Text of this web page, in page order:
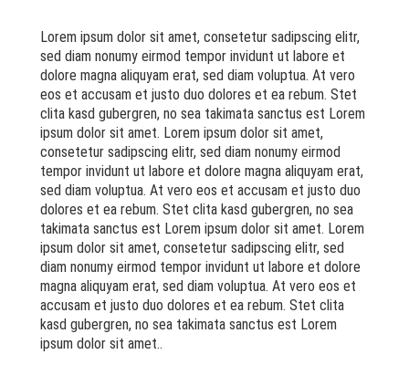
Lorem ipsum dolor sit amet, consetetur sadipscing elitr,
sed diam nonumy eirmod tempor invidunt ut labore et
dolore magna aliquyam erat, sed diam voluptua. At vero
eos et accusam et justo duo dolores et ea rebum. Stet
clita kasd gubergren, no sea takimata sanctus est Lorem
ipsum dolor sit amet. Lorem ipsum dolor sit amet,
consetetur sadipscing elitr, sed diam nonumy eirmod
tempor invidunt ut labore et dolore magna aliquyam erat,
sed diam voluptua. At vero eos et accusam et justo duo
dolores et ea rebum. Stet clita kasd gubergren, no sea
takimata sanctus est Lorem ipsum dolor sit amet. Lorem
ipsum dolor sit amet, consetetur sadipscing elitr, sed
diam nonumy eirmod tempor invidunt ut labore et dolore
magna aliquyam erat, sed diam voluptua. At vero eos et
accusam et justo duo dolores et ea rebum. Stet clita
kasd gubergren, no sea takimata sanctus est Lorem
ipsum dolor sit amet..